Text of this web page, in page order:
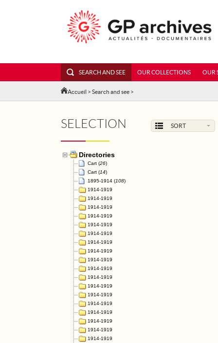
SEARCH AND SEE OUR COLLECTIONS OUR
Accueil > Search and see >
SELECTION SORT